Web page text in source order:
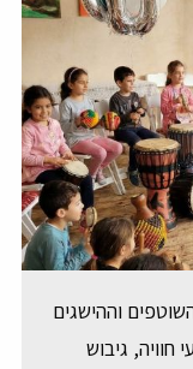
וההישגים
גיבוש